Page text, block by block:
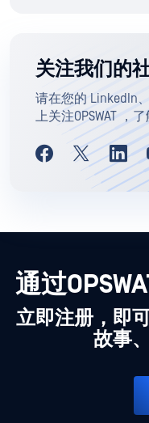
关注我们的
请在您的 LinkedIn
上关注OPSWAT ，
通过
立即注册，即
故事